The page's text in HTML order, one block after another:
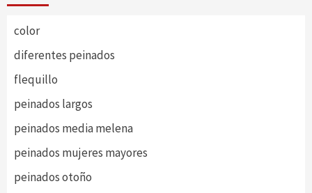
color
diferentes peinados
flequillo
peinados largos
peinados media melena
peinados mujeres mayores
peinados otoño